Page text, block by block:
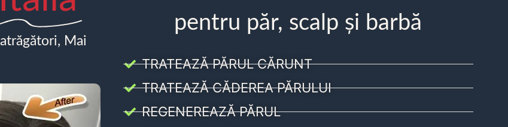
Mai
pentru păr, scalp și barbă
TRATEAZĂ PĂRUL CĂRUNT
TRATEAZĂ CĂDEREA PĂRULUI
REGENEREAZĂ PĂRUL